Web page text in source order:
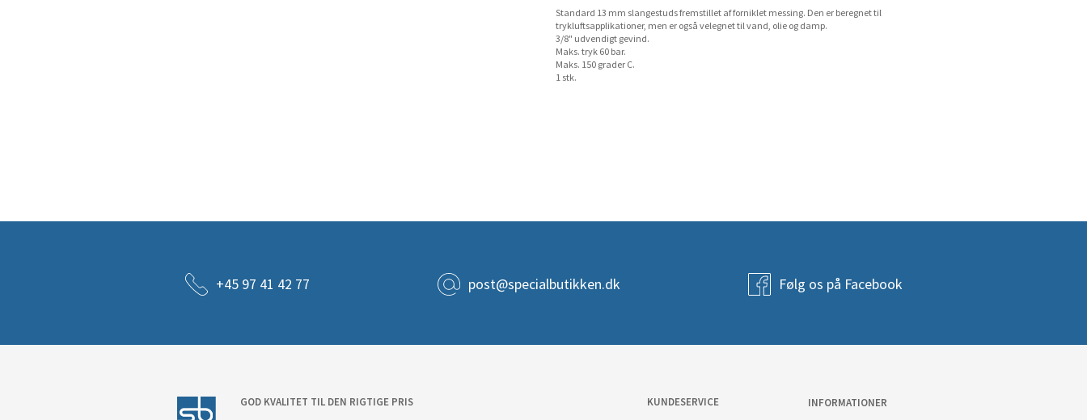
Standard 13 mm slangestuds fremstillet af forniklet messing. Den er beregnet til
trykluftsapplikationer, men er også velegnet til vand, olie og damp.
3/8" udvendigt gevind.
Maks. tryk 60 bar.
Maks. 150 grader C.
1 stk.
+45 97 41 42 77 post@specialbutikken.dk Følg os på Facebook
GOD KVALITET TIL DEN RIGTIGE PRIS KUNDESERVICE INFORMATIONER